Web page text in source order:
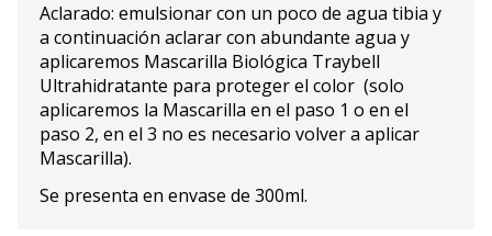
Aclarado: emulsionar con un poco de agua tibia y
a continuación aclarar con abundante agua y
aplicaremos Mascarilla Biológica Traybell
Ultrahidratante para proteger el color (solo
aplicaremos la Mascarilla en el paso 1 o en el
paso 2, en el 3 no es necesario volver a aplicar
Mascarilla).
Se presenta en envase de 300ml.